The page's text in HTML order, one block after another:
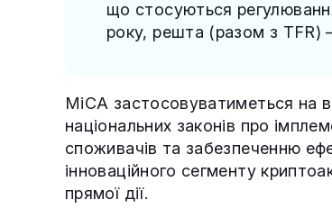
що стосуються
року, решта (разом з TFR)
MiCA застосовуватиметься на
національних законів про
споживачів та забезпеченню
інноваційного сегменту
прямої дії.